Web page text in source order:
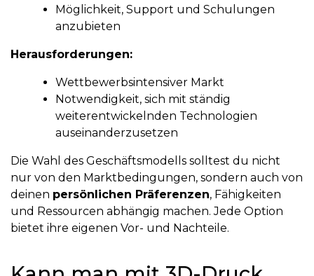
Möglichkeit, Support und Schulungen
anzubieten
Herausforderungen:
Wettbewerbsintensiver Markt
Notwendigkeit, sich mit ständig
weiterentwickelnden Technologien
auseinanderzusetzen
Die Wahl des Geschäftsmodells solltest du nicht
nur von den Marktbedingungen, sondern auch von
deinen persönlichen Präferenzen, Fähigkeiten
und Ressourcen abhängig machen. Jede Option
bietet ihre eigenen Vor- und Nachteile.